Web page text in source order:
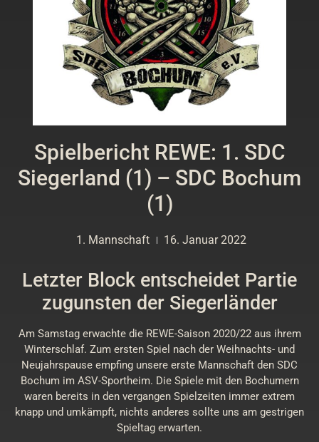
Spielbericht REWE: 1. SDC
Siegerland (1) – SDC Bochum
(1)
1. Mannschaft 16. Januar 2022
Letzter Block entscheidet Partie
zugunsten der Siegerländer
Am Samstag erwachte die REWE-Saison 2020/22 aus ihrem
Winterschlaf. Zum ersten Spiel nach der Weihnachts- und
Neujahrspause empfing unsere erste Mannschaft den SDC
Bochum im ASV-Sportheim. Die Spiele mit den Bochumern
waren bereits in den vergangen Spielzeiten immer extrem
knapp und umkämpft, nichts anderes sollte uns am gestrigen
Spieltag erwarten.